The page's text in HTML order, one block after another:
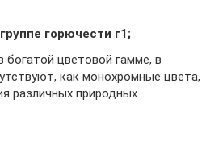
горючести г1;
богатой цветовой гамме, в
как монохромные цвета,
различных природных